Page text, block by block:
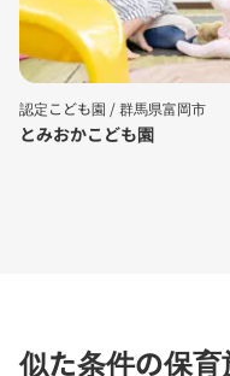
認定こども園 /群馬県富岡市
とみおかこども園
似た条件の保